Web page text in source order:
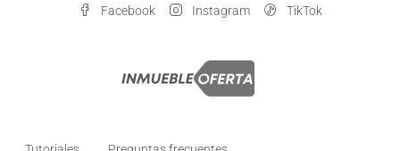
Facebook Instagram TikTok